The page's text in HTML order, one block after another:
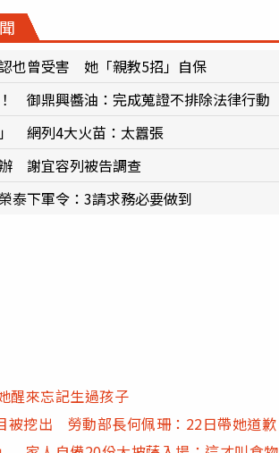
也曾受害 她「親教5招」自保
御鼎興醬油：完成蒐證不排除法律行動
網列4大火苗：太囂張
謝宜容列被告調查
泰下軍令：3請求務必要做到
醒來忘記生過孩子
被挖出 勞動部長何佩珊：22日帶她道歉